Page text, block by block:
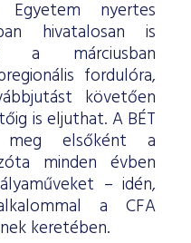
Egyetem nyertes
hivatalosan is
a márciusban
fordulóra,
követően
is eljuthat. A BÉT
meg elsőként a
minden évben
– idén,
a CFA
keretében.